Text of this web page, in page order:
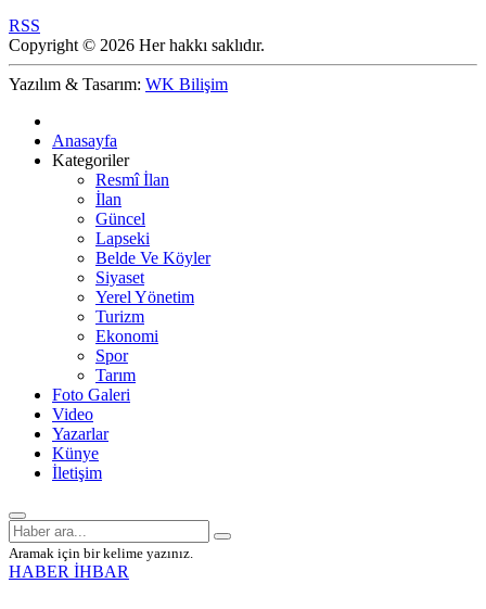
RSS
Copyright © 2026 Her hakkı saklıdır.
Yazılım & Tasarım: WK Bilişim
Anasayfa
Kategoriler
Resmî İlan
İlan
Güncel
Lapseki
Belde Ve Köyler
Siyaset
Yerel Yönetim
Turizm
Ekonomi
Spor
Tarım
Foto Galeri
Video
Yazarlar
Künye
İletişim
Aramak için bir kelime yazınız.
HABER İHBAR